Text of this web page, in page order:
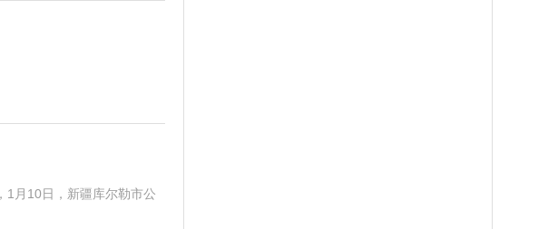
1月10日，新疆库尔勒市公